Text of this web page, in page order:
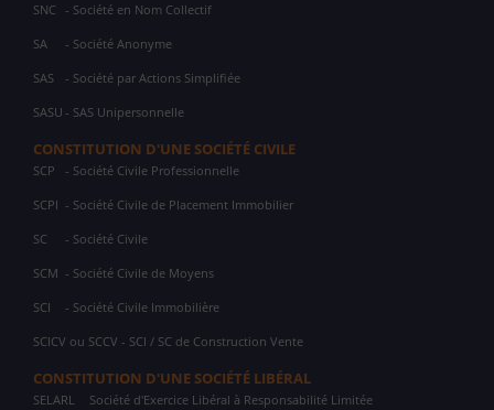
SNC - Société en Nom Collectif
SA - Société Anonyme
SAS - Société par Actions Simplifiée
SASU - SAS Unipersonnelle
CONSTITUTION D'UNE SOCIÉTÉ CIVILE
SCP - Société Civile Professionnelle
SCPI - Société Civile de Placement Immobilier
SC - Société Civile
SCM - Société Civile de Moyens
SCI - Société Civile Immobilière
SCICV ou SCCV - SCI / SC de Construction Vente
CONSTITUTION D'UNE SOCIÉTÉ LIBÉRAL
SELARL Société d'Exercice Libéral à Responsabilité Limitée